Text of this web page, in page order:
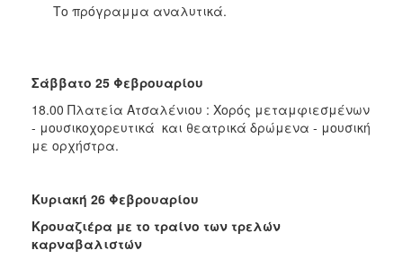
Το πρόγραμμα αναλυτικά.
Σάββατο 25 Φεβρουαρίου
18.00 Πλατεία Ατσαλένιου : Χορός μεταμφιεσμένων
- μουσικοχορευτικά και θεατρικά δρώμενα - μουσική
με ορχήστρα.
Κυριακή 26 Φεβρουαρίου
Κρουαζιέρα με το τραίνο των τρελών
καρναβαλιστών